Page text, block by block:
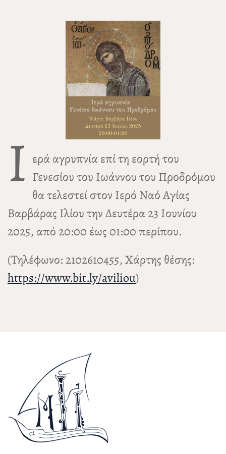
Ι ερά αγρυπνία επί τη εορτή του
Γενεσίου του Ιωάννου του Προδρόμου
θα τελεστεί στον Ιερό Ναό Αγίας
Βαρβάρας Ιλίου την Δευτέρα 23 Ιουνίου
2025, από 20:00 έως 01:00 περίπου.
(Τηλέφωνο: 2102610455, Χάρτης θέσης:
https://www.bit.ly/aviliou)